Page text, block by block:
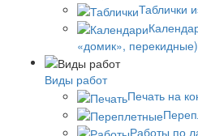
Таблички
«домик», перекидные)
Виды работ
Печать на
Работы по